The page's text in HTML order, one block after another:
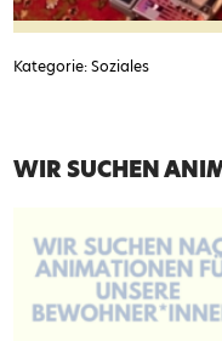
Kategorie: Soziales
WIR SUCHEN